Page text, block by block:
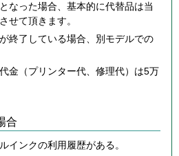
なった場合、基本的に代替品は当
せて頂きます。
終了している場合、別モデルでの
金（プリンター代、修理代）は5万
合
インクの利用履歴がある。